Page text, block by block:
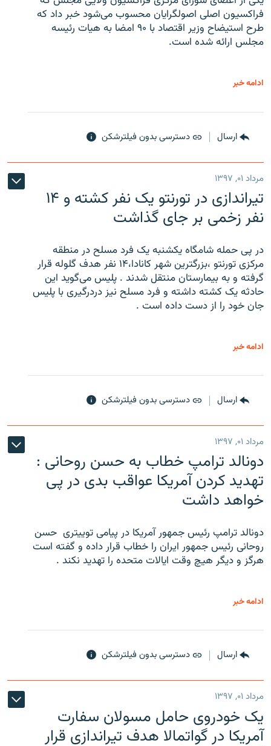
فراکسیون اصلی اصولگرایان محسوب می‌شود خبر داد که
طرح استیضاح وزیر اقتصاد با ۹۰ امضا به هیات رئیسه
مجلس ارائه شده است.
ادامه خبر
ارسال دسترسی بدون فیلترشکن
مرداد ۰۱, ۱۳۹۷
تیراندازی در تورنتو یک نفر کشته و ۱۴
نفر زخمی بر جای گذاشت
در پی حمله شامگاه یکشنبه یک فرد مسلح در منطقه
مرکزی تورنتو ،‌بزرگترین شهر کانادا،۱۴ نفر هدف گلوله قرار
گرفته و به بیمارستان منتقل شدند . پلیس می‌گوید این
حادثه یک کشته داشته و فرد مسلح نیز دردرگیری با پلیس
جان خود را از دست داده است .
ادامه خبر
ارسال دسترسی بدون فیلترشکن
مرداد ۰۱, ۱۳۹۷
دونالد ترامپ خطاب به حسن روحانی :
تهدید کردن آمریکا عواقب بدی در پی
خواهد داشت
دونالد ترامپ رئیس جمهور آمریکا در پیامی توییتری ‌ حسن
روحانی رئیس جمهور ایران را خطاب قرار داده و گفته است
هرگز و دیگر هیچ وقت ایالات متحده را تهدید نکند .
ادامه خبر
ارسال دسترسی بدون فیلترشکن
مرداد ۰۱, ۱۳۹۷
یک خودروی حامل مسولان سفارت
آمریکا در گواتمالا هدف تیراندازی قرار